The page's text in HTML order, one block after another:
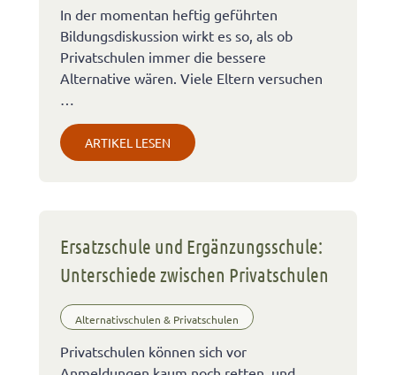
In der momentan heftig geführten
Bildungsdiskussion wirkt es so, als ob
Privatschulen immer die bessere
Alternative wären. Viele Eltern versuchen
…
ARTIKEL LESEN
Ersatzschule und Ergänzungsschule:
Unterschiede zwischen Privatschulen
Alternativschulen & Privatschulen
Privatschulen können sich vor